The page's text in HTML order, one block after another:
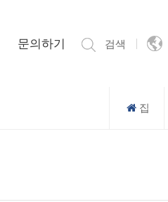
문의하기 검색
집